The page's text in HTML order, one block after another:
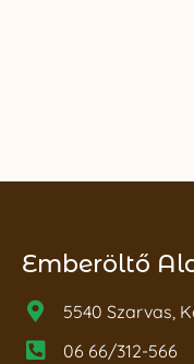
Emberöltő
5540 Szarvas,
06 66/312-566